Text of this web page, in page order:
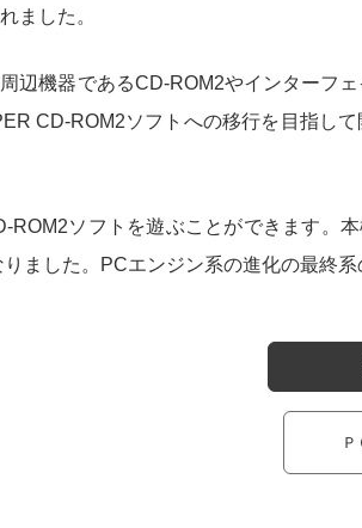
ました。
辺機器であるCD-ROM2やインターフ
CD-ROM2ソフトへの移行を目指し
ソフトを遊ぶことができます。
ました。PCエンジン系の進化の最終系